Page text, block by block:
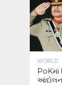
WORLD
PoKમાં
આંદોલન